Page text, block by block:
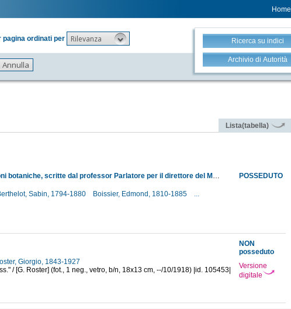
Home
pagina ordinati per Rilevanza Ricerca su indici
Archivio di Autorità
Lista(tabella)
POSSEDUTO
Notizie su Webb e le sue collezioni botaniche, scritte dal professor Parlatore per il direttore del Museo; pubblicazione, sul Monitore toscano, dell'annuncio del legato con cui Webb lasciava al granduca la sua biblioteca e le collezioni suddette, da conservarsi nel Museo
Sabin, 1794-1880 Boissier, Edmond, 1810-1885
...
NON
posseduto
Versione
digitale
Giorgio, 1843-1927
/ [G. Roster] (fot., 1 neg., vetro, b/n, 18x13 cm, --/10/1918) |id. 105453|